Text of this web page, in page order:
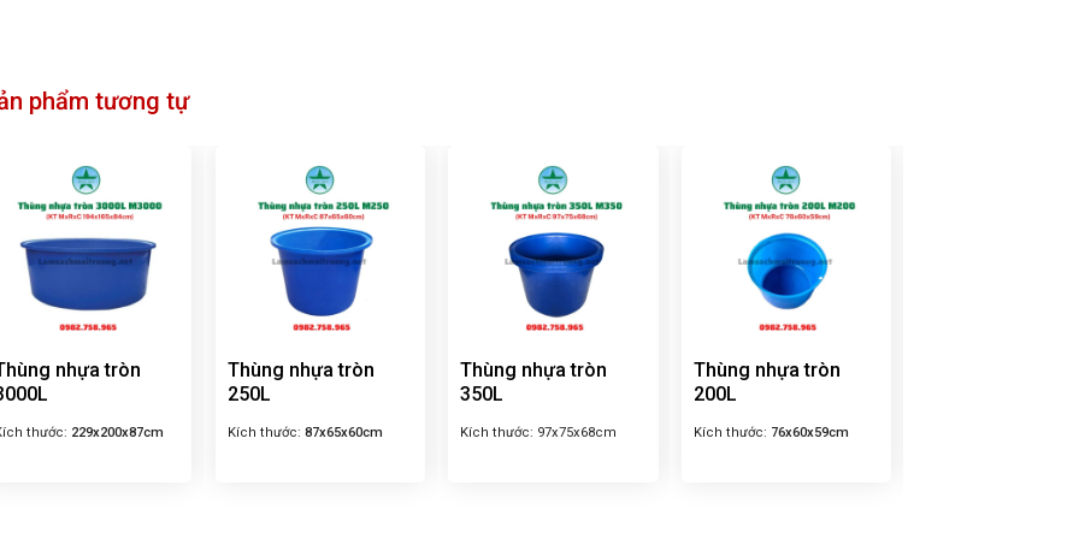
phẩm tương tự
nhựa tròn
thước: 229x200x87cm
Thùng nhựa tròn
250L
Kích thước: 87x65x60cm
Thùng nhựa tròn
350L
Kích thước: 97x75x68cm
Thùng nhựa tròn
200L
Kích thước: 76x60x59cm